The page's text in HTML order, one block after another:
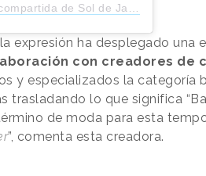
de Sol de Janeiro (@soldejaneiro)
expresión ha desplegado una
con creadores de
y especializados la categoría
trasladando lo que significa
de moda para esta
”, comenta esta creadora.